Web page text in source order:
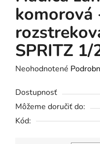
komorová
SPRITZ
Priemerné
produktu
je
0,0
Neohodnotené
Dostupnosť
Môžeme doručiť do:
Kód: